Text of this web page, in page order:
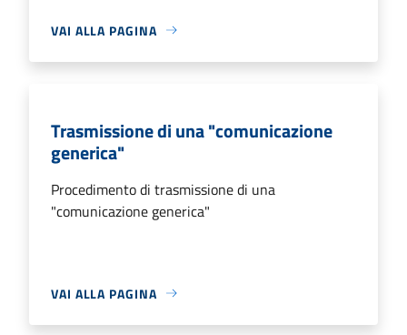
VAI ALLA PAGINA
Trasmissione di una "comunicazione
generica"
Procedimento di trasmissione di una
"comunicazione generica"
VAI ALLA PAGINA